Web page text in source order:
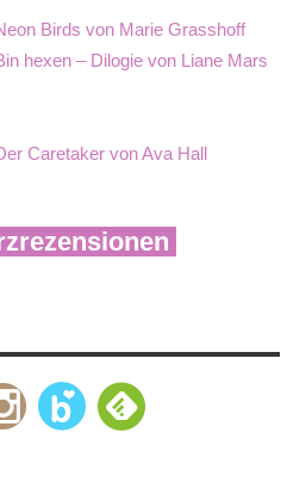
Birds von Marie Grasshoff
hexen – Dilogie von Liane Mars
Caretaker von Ava Hall